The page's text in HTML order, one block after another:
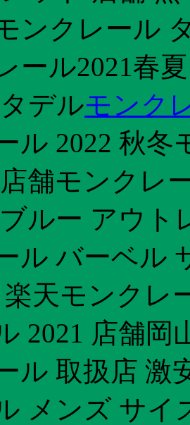
ンクレール
ール2021春
デルモンク
ル 2022 秋
舗モンクレ
ルー アウト
ル バーベル
天モンクレ
2021 店舗
ル 取扱店 激
メンズ サイ